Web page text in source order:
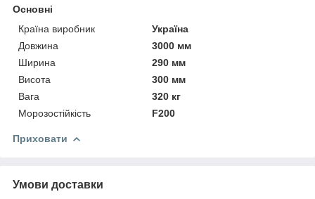
Основні
Країна виробник
Україна
Довжина
3000 мм
Ширина
290 мм
Висота
300 мм
Вага
320 кг
Морозостійкість
F200
Приховати
Умови доставки